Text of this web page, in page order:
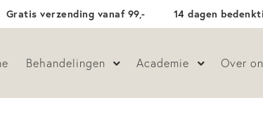
Gratis verzending vanaf 99,- 14 dagen
Behandelingen Academie Over